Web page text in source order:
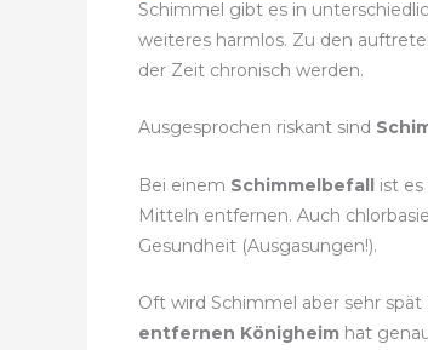
Schimmel gibt es in
weiteres harmlos. Zu den
der Zeit chronisch werden.
Ausgesprochen riskant sind
Bei einem Schimmelbefall ist
Mitteln entfernen. Auch
Gesundheit (Ausgasungen!).
Oft wird Schimmel aber sehr
entfernen Königheim hat